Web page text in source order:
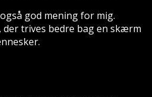
god mening for mig.
der trives bedre bag en skærm